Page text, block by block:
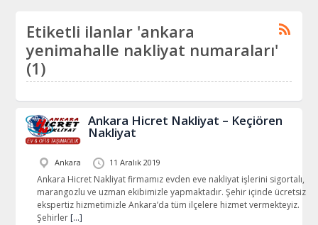
Etiketli ilanlar 'ankara
yenimahalle nakliyat numaraları'
(1)
Ankara Hicret Nakliyat – Keçiören
Nakliyat
Ankara 11 Aralık 2019
Ankara Hicret Nakliyat firmamız evden eve nakliyat işlerini sigortalı,
marangozlu ve uzman ekibimizle yapmaktadır. Şehir içinde ücretsiz
ekspertiz hizmetimizle Ankara’da tüm ilçelere hizmet vermekteyiz.
Şehirler […]